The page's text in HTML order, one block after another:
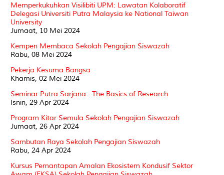
Memperkukuhkan Visilibiti UPM: Lawatan Kolaboratif
Delegasi Universiti Putra Malaysia ke National Taiwan
University
Jumaat, 10 Mei 2024
Kempen Membaca Sekolah Pengajian Siswazah
Rabu, 08 Mei 2024
Pekerja Kesuma Bangsa
Khamis, 02 Mei 2024
Seminar Putra Sarjana : The Basics of Research
Isnin, 29 Apr 2024
Program Kitar Semula Sekolah Pengajian Siswazah
Jumaat, 26 Apr 2024
Sambutan Raya Sekolah Pengajian Siswazah
Rabu, 24 Apr 2024
Kursus Pemantapan Amalan Ekosistem Kondusif Sektor